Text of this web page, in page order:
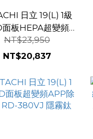
日立 19(L) 1級
面板HEPA超變頻
清淨型除濕機 RD-
380VC 極光鈦
NT$23,950
NT$20,837